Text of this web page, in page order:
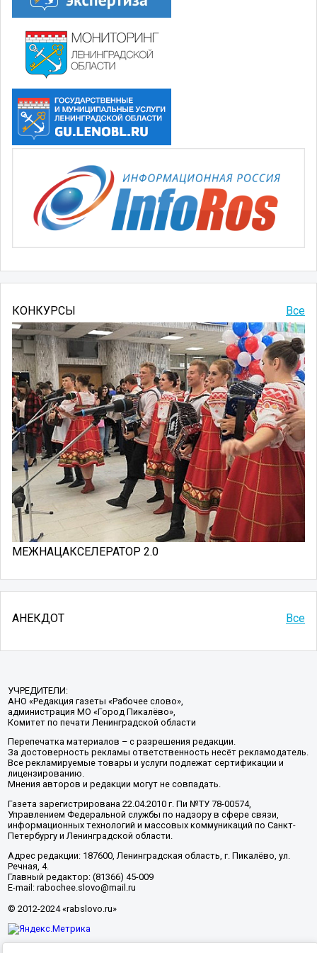
Все
КОНКУРСЫ
МЕЖНАЦАКСЕЛЕРАТОР 2.0
АНЕКДОТ Все
УЧРЕДИТЕЛИ:
АНО «Редакция газеты «Рабочее слово»,
администрация МО «Город Пикалёво»,
Комитет по печати Ленинградской области
Перепечатка материалов – с разрешения редакции.
За достоверность рекламы ответственность несёт рекламодатель.
Все рекламируемые товары и услуги подлежат сертификации и
лицензированию.
Мнения авторов и редакции могут не совпадать.
Газета зарегистрирована 22.04.2010 г. Пи №ТУ 78-00574,
Управлением Федеральной службы по надзору в сфере связи,
информационных технологий и массовых коммуникаций по Санкт-
Петербургу и Ленинградской области.
Адрес редакции: 187600, Ленинградская область, г. Пикалёво, ул.
Речная, 4.
Главный редактор: (81366) 45-009
E-mail: rabochee.slovo@mail.ru
© 2012-2024 «rabslovo.ru»